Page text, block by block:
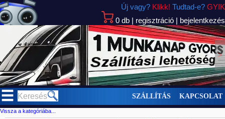
0 db | regisztráció | bejelentkezés
Új vagy? Klikk! Tudtad-e? GYIK
>
SZÁLLÍTÁS KAPCSOLAT
Vissza a kategóriába...